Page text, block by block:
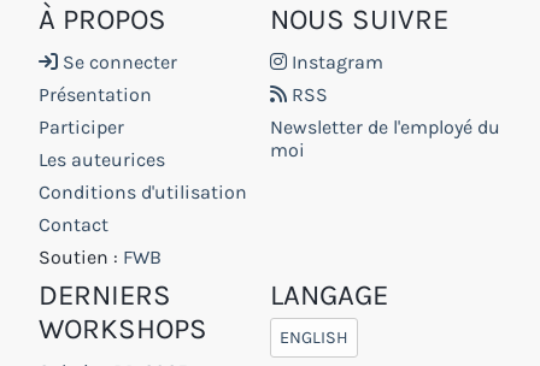
À PROPOS
Se connecter
Présentation
Participer
Les auteurices
Conditions d'utilisation
Contact
Soutien : FWB
NOUS SUIVRE
Instagram
RSS
Newsletter de l'employé du
moi
DERNIERS
WORKSHOPS
LANGAGE
ENGLISH